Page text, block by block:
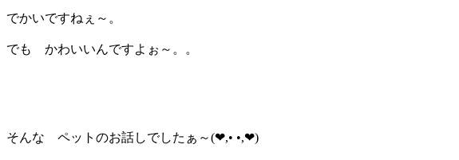
でかいですねぇ～。
でも かわいいんですよぉ～。。
そんな ペットのお話しでしたぁ～(❤,• •,❤)